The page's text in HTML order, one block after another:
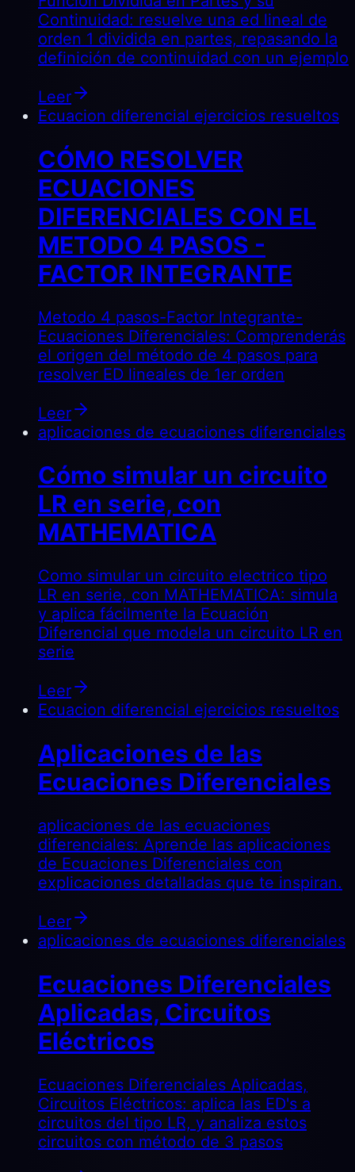
Continuidad: resuelve una ed lineal de
orden 1 dividida en partes, repasando la
definición de continuidad con un ejemplo
Leer
Ecuacion diferencial ejercicios resueltos
CÓMO RESOLVER
ECUACIONES
DIFERENCIALES CON EL
METODO 4 PASOS -
FACTOR INTEGRANTE
Metodo 4 pasos-Factor Integrante-
Ecuaciones Diferenciales: Comprenderás
el origen del método de 4 pasos para
resolver ED lineales de 1er orden
Leer
aplicaciones de ecuaciones diferenciales
Cómo simular un circuito
LR en serie, con
MATHEMATICA
Como simular un circuito electrico tipo
LR en serie, con MATHEMATICA: simula
y aplica fácilmente la Ecuación
Diferencial que modela un circuito LR en
serie
Leer
Ecuacion diferencial ejercicios resueltos
Aplicaciones de las
Ecuaciones Diferenciales
aplicaciones de las ecuaciones
diferenciales: Aprende las aplicaciones
de Ecuaciones Diferenciales con
explicaciones detalladas que te inspiran.
Leer
aplicaciones de ecuaciones diferenciales
Ecuaciones Diferenciales
Aplicadas, Circuitos
Eléctricos
Ecuaciones Diferenciales Aplicadas,
Circuitos Eléctricos: aplica las ED's a
circuitos del tipo LR, y analiza estos
circuitos con método de 3 pasos